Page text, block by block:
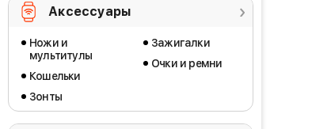
Аксессуары
Ножи и
мультитулы
Кошельки
Зонты
Зажигалки
Очки и ремни